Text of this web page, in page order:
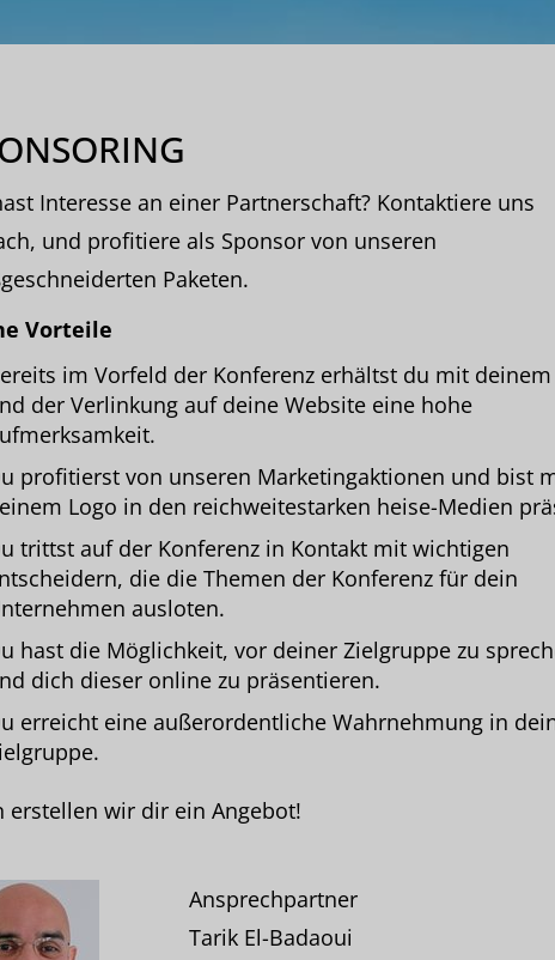
Interesse an einer Partnerschaft? Kontaktiere uns
und profitiere als Sponsor von unseren
Paketen.
Vorteile
im Vorfeld der Konferenz erhältst du mit deinem
der Verlinkung auf deine Website eine hohe
profitierst von unseren Marketingaktionen und bist
Logo in den reichweitestarken heise-Medien
trittst auf der Konferenz in Kontakt mit wichtigen
die die Themen der Konferenz für dein
ausloten.
hast die Möglichkeit, vor deiner Zielgruppe zu
dich dieser online zu präsentieren.
erreicht eine außerordentliche Wahrnehmung in
erstellen wir dir ein Angebot!
Ansprechpartner
Tarik El-Badaoui